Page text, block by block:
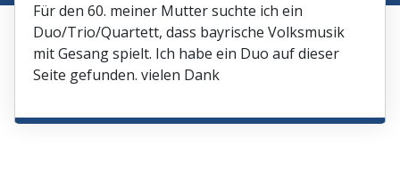
Für den 60. meiner Mutter suchte ich ein
Duo/Trio/Quartett, dass bayrische Volksmusik
mit Gesang spielt. Ich habe ein Duo auf dieser
Seite gefunden. vielen Dank